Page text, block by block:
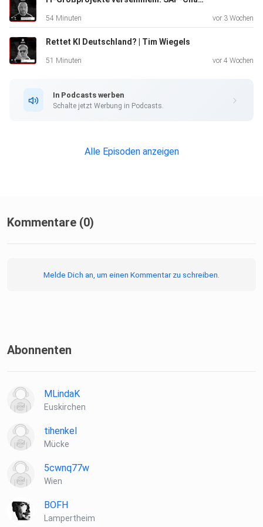
Liegt es
predictive Maintenance lohnen kann.
Profile:
54 Minuten vor 3 Wochen
Rettet KI Deutschland? | Tim Wiegels
51 Minuten vor 4 Wochen
In Podcasts werben
Schalte jetzt Werbung in Podcasts.
Alle Episoden anzeigen
Kommentare (0)
Melde Dich an, um einen Kommentar zu schreiben.
Abonnenten
MLindaK
Euskirchen
tihenkel
Mücke
5cwnq77w
Wien
BOFH
Lampertheim